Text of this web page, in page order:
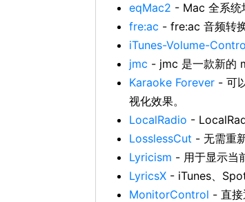
eqMac2 - Mac 全系统
fre:ac - fre:ac 音频转
iTunes-Volume-
jmc - jmc 是一款新的
Karaoke Forever - 可
视化效果。
LocalRadio -
LosslessCut - 无需重
Lyricism - 用于显示当
LyricsX - iTunes、
MonitorControl - 直接